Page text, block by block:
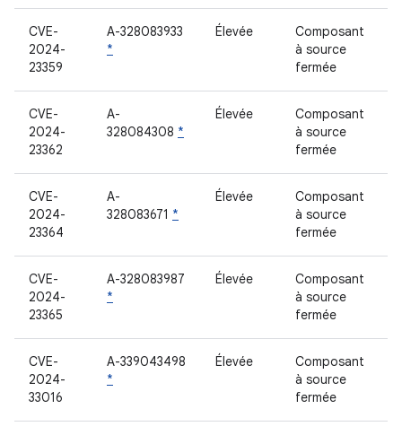
CVE-
2024-
23359
A-328083933
*
Élevée
Composant
à source
fermée
CVE-
2024-
23362
A-
328084308 *
Élevée
Composant
à source
fermée
CVE-
2024-
23364
A-
328083671 *
Élevée
Composant
à source
fermée
CVE-
2024-
23365
A-328083987
*
Élevée
Composant
à source
fermée
CVE-
2024-
33016
A-339043498
*
Élevée
Composant
à source
fermée